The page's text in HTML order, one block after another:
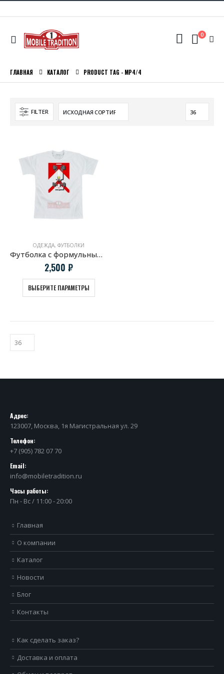
0
ГЛАВНАЯ КАТАЛОГ PRODUCT TAG - MP4/4
FILTER
ОДЕЖДА, ФУТБОЛКИ
Футболка с формульным болидом McLaren MP4/4
2,500 ₽
ВЫБЕРИТЕ ПАРАМЕТРЫ
Адрес:
123007, Москва, 1я Магистральная ул. 29
Телефон:
+7 (905) 782 07 70
Email:
info@mobiletradition.ru
Часы работы:
Пн - Вс / 11:00 - 20:00
Главная
О компании
Каталог
Новости
Блог
Контакты
Как сделать заказ?
Доставка и оплата